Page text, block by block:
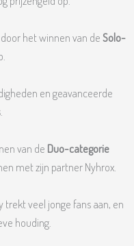
het winnen van deSolo-
en geavanceerde
.
van de Duo-categorie
met zijn partner Nyhrox.
veel jonge fans aan, en
houding.